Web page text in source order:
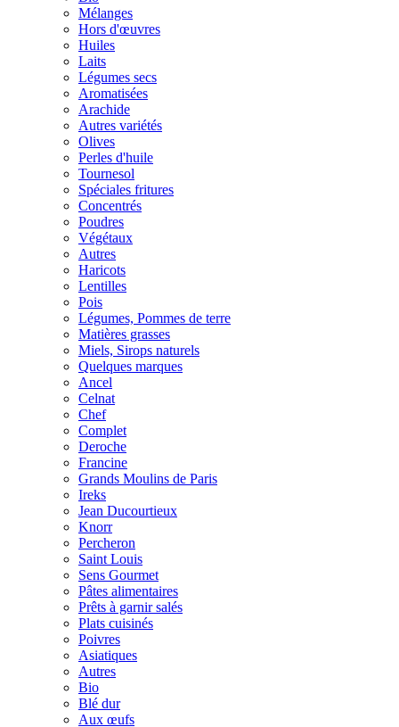
Mélanges
Hors d'œuvres
Huiles
Laits
Légumes secs
Aromatisées
Arachide
Autres variétés
Olives
Perles d'huile
Tournesol
Spéciales fritures
Concentrés
Poudres
Végétaux
Autres
Haricots
Lentilles
Pois
Légumes, Pommes de terre
Matières grasses
Miels, Sirops naturels
Quelques marques
Ancel
Celnat
Chef
Complet
Deroche
Francine
Grands Moulins de Paris
Ireks
Jean Ducourtieux
Knorr
Percheron
Saint Louis
Sens Gourmet
Pâtes alimentaires
Prêts à garnir salés
Plats cuisinés
Poivres
Asiatiques
Autres
Bio
Blé dur
Aux œufs